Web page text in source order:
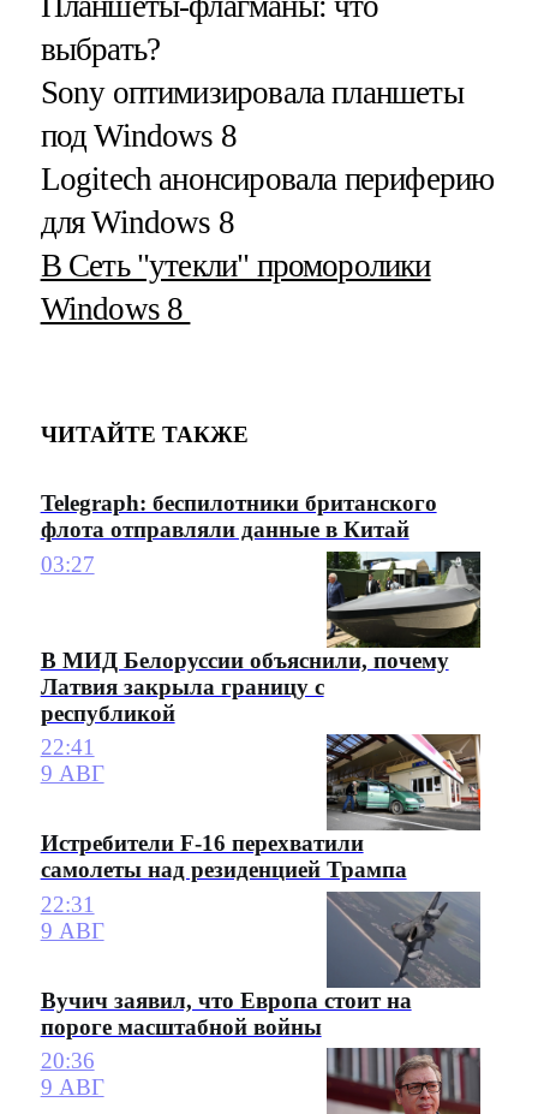
выбрать?
Sony оптимизировала планшеты
под Windows 8
Logitech анонсировала периферию
для Windows 8
В Сеть "утекли" проморолики
Windows 8
ЧИТАЙТЕ ТАКЖЕ
Telegraph: беспилотники британского
флота отправляли данные в Китай
03:27
В МИД Белоруссии объяснили, почему
Латвия закрыла границу с
республикой
22:41
9 АВГ
Истребители F-16 перехватили
самолеты над резиденцией Трампа
22:31
9 АВГ
Вучич заявил, что Европа стоит на
пороге масштабной войны
20:36
9 АВГ